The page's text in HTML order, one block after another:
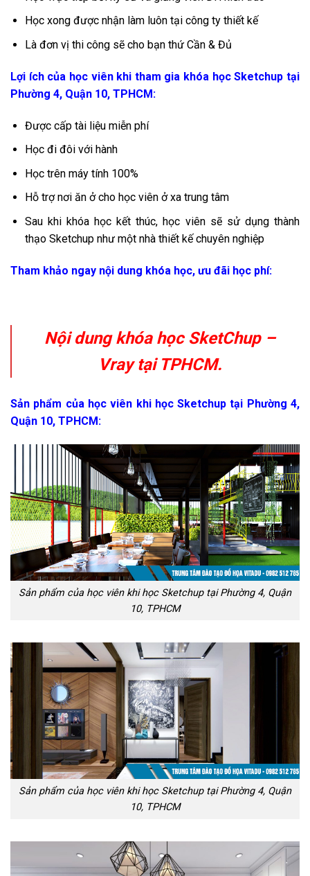
Học xong được nhận làm luôn tại công ty thiết kế
Là đơn vị thi công sẽ cho bạn thứ Cần & Đủ
Lợi ích của học viên khi tham gia khóa học Sketchup tại
Phường 4, Quận 10, TPHCM:
Được cấp tài liệu miễn phí
Học đi đôi với hành
Học trên máy tính 100%
Hỗ trợ nơi ăn ở cho học viên ở xa trung tâm
Sau khi khóa học kết thúc, học viên sẽ sử dụng thành
thạo Sketchup như một nhà thiết kế chuyên nghiệp
Tham khảo ngay nội dung khóa học, ưu đãi học phí:
Nội dung khóa học SketChup –
Vray tại TPHCM.
Sản phẩm của học viên khi học Sketchup tại Phường 4,
Quận 10, TPHCM:
Sản phẩm của học viên khi học Sketchup tại Phường 4, Quận
10, TPHCM
Sản phẩm của học viên khi học Sketchup tại Phường 4, Quận
10, TPHCM